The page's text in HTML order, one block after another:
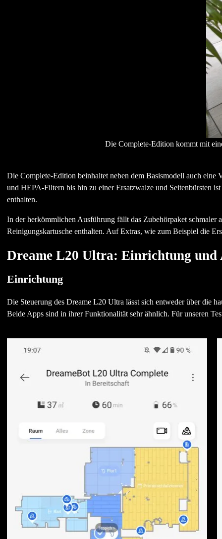
Die Complete-Edition kommt mit
Die Complete-Edition beinhaltet neben dem Basismodell auch eine
und HEPA-Filtern bis hin zu einer Ersatzwalze und Seitenbürsten
enthalten.
In der herkömmlichen Ausführung fällt das Zubehörpaket schmaler
Reinigungskartusche enthalten. Auf Extras, wie zum Beispiel die
Dreame L20 Ultra: Einrichtung und
Einrichtung
Die Steuerung des Dreame L20 Ultra lässt sich entweder über die
Beide Apps sind in ihrer Funktionalität sehr ähnlich. Für unseren